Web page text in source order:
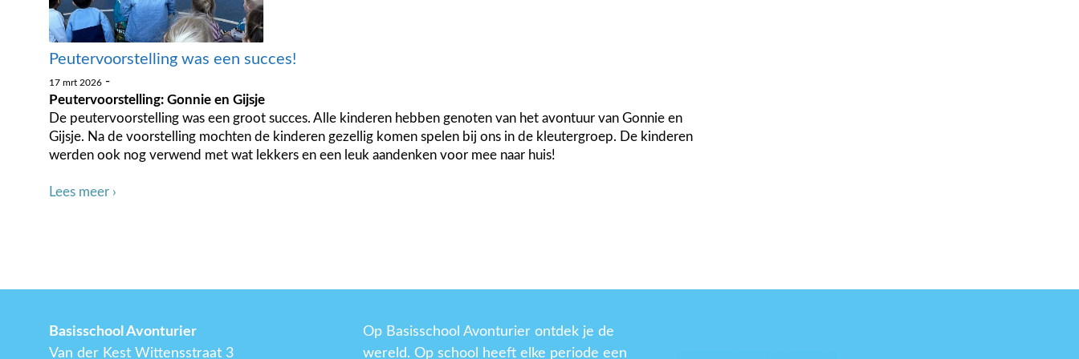
Peutervoorstelling was een succes!
17 mrt 2026 -
Peutervoorstelling: Gonnie en Gijsje
De peutervoorstelling was een groot succes. Alle kinderen hebben genoten van het avontuur van Gonnie en
Gijsje. Na de voorstelling mochten de kinderen gezellig komen spelen bij ons in de kleutergroep. De kinderen
werden ook nog verwend met wat lekkers en een leuk aandenken voor mee naar huis!
Lees meer ›
Basisschool Avonturier
Van der Kest Wittensstraat 3
Op Basisschool Avonturier ontdek je de
wereld. Op school heeft elke periode een